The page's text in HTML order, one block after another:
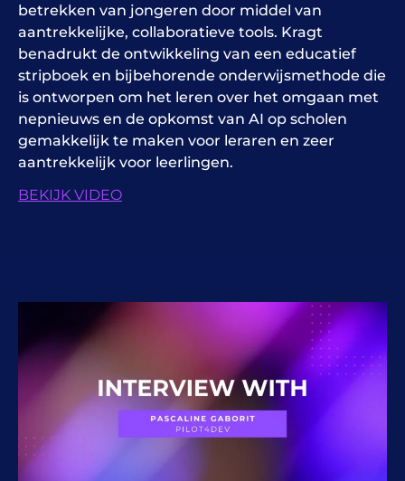
betrekken van jongeren door middel van
aantrekkelijke, collaboratieve tools. Kragt
benadrukt de ontwikkeling van een educatief
stripboek en bijbehorende onderwijsmethode die
is ontworpen om het leren over het omgaan met
nepnieuws en de opkomst van AI op scholen
gemakkelijk te maken voor leraren en zeer
aantrekkelijk voor leerlingen.
BEKIJK VIDEO